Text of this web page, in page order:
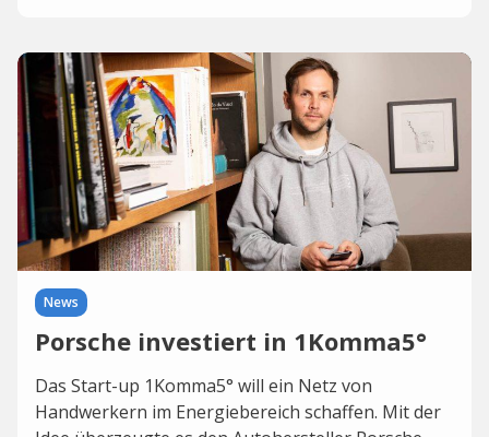
News
Porsche investiert in 1Komma5°
Das Start-up 1Komma5° will ein Netz von
Handwerkern im Energiebereich schaffen. Mit der